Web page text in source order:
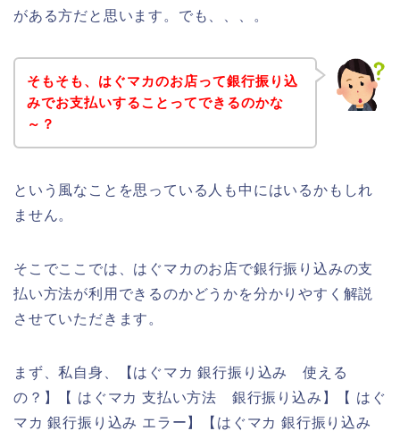
がある方だと思います。でも、、、。
そもそも、はぐマカのお店って銀行振り込
みでお支払いすることってできるのかな
～？
という風なことを思っている人も中にはいるかもしれ
ません。
そこでここでは、はぐマカのお店で銀行振り込みの支
払い方法が利用できるのかどうかを分かりやすく解説
させていただきます。
まず、私自身、【はぐマカ 銀行振り込み 使える
の？】【 はぐマカ 支払い方法 銀行振り込み】【 はぐ
マカ 銀行振り込み エラー】【はぐマカ 銀行振り込み